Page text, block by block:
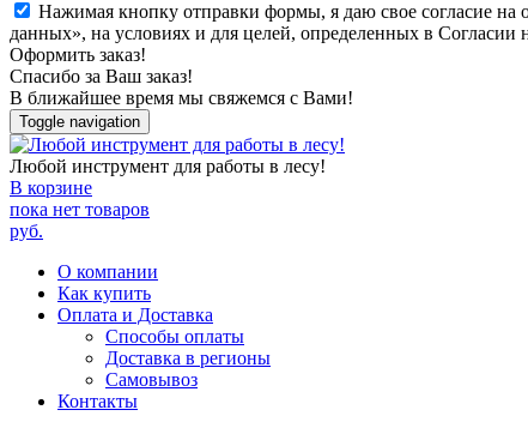
Нажимая кнопку отправки формы, я даю свое согласие
данных», на условиях и для целей, определенных в Согласии
Оформить заказ!
Спасибо за Ваш заказ!
В ближайшее время мы свяжемся с Вами!
Toggle navigation
Любой инструмент для работы в лесу!
В корзине
пока нет товаров
руб.
О компании
Как купить
Оплата и Доставка
Способы оплаты
Доставка в регионы
Самовывоз
Контакты